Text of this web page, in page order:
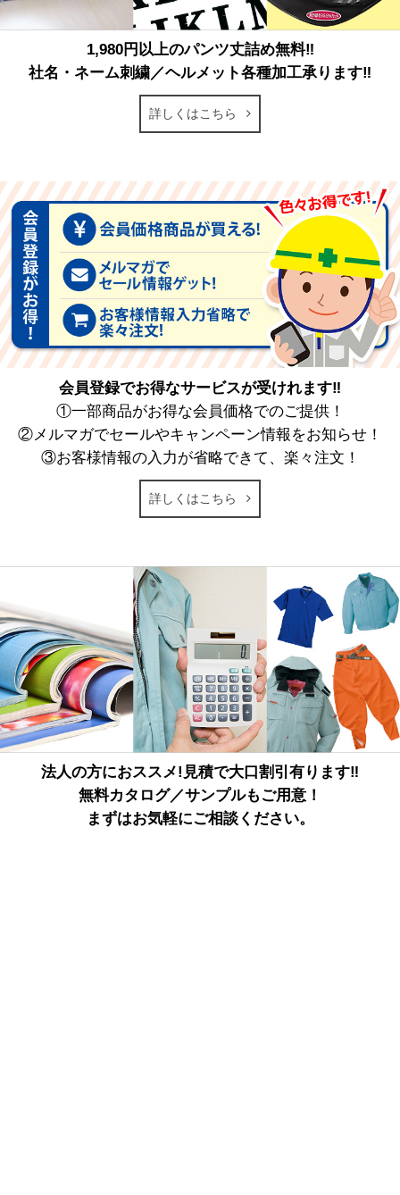
1,980円以上のパンツ丈詰め無料‼
社名・ネーム刺繍／ヘルメット各種加工承ります‼
詳しくはこちら
会員登録でお得なサービスが受けれます‼
①一部商品がお得な会員価格でのご提供！
②メルマガでセールやキャンペーン情報をお知らせ！
③お客様情報の入力が省略できて、楽々注文！
詳しくはこちら
法人の方におススメ!見積で大口割引有ります‼
無料カタログ／サンプルもご用意！
まずはお気軽にご相談ください。